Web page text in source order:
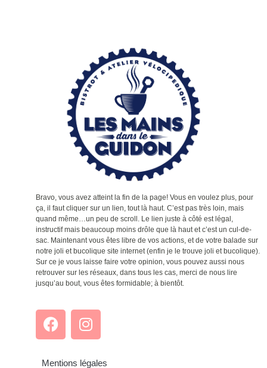
Bravo, vous avez atteint la fin de la page! Vous en voulez plus, pour
ça, il faut cliquer sur un lien, tout là haut. C’est pas très loin, mais
quand même…un peu de scroll. Le lien juste à côté est légal,
instructif mais beaucoup moins drôle que là haut et c’est un cul-de-
sac. Maintenant vous êtes libre de vos actions, et de votre balade sur
notre joli et bucolique site internet (enfin je le trouve joli et bucolique).
Sur ce je vous laisse faire votre opinion, vous pouvez aussi nous
retrouver sur les réseaux, dans tous les cas, merci de nous lire
jusqu’au bout, vous êtes formidable; à bientôt.
Mentions légales